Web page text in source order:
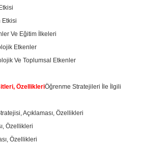
Etkisi
Ve Eğitim İlkeleri
Etkenler
Ve Toplumsal Etkenler
ÖzellikleriÖğrenme Stratejileri İle İlgili
Açıklaması, Özellikleri
Özellikleri
Özellikleri